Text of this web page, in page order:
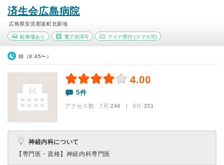
済生会広島病院
広島県安芸郡坂町北新地
駐車場あり 電子決済可 マイナ受付 (スマホ可)
朝（8:45〜）
4.00
5件
アクセス数 7月:244 | 6月:231
神経内科について
【専門医・資格】 神経内科専門医